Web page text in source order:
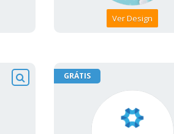
Ver Design
GRÁTIS